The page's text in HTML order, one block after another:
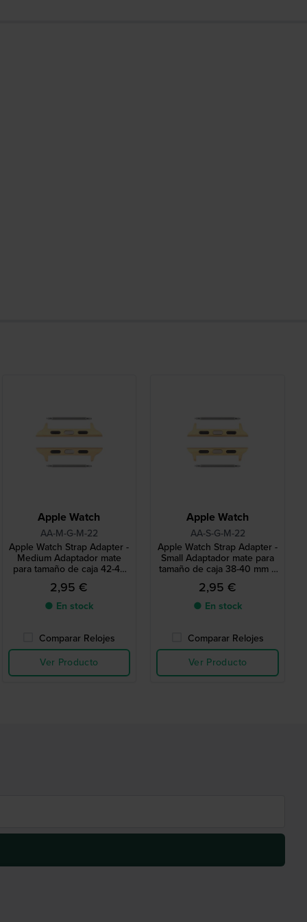
Apple Watch
AA-M-G-M-22
Apple Watch Strap Adapter -
Medium Adaptador mate
para tamaño de caja 42-44
mm y correa de 22 mm
2,95 €
● En stock
Comparar Relojes
Ver Producto
Apple Watch
AA-S-G-M-22
Apple Watch Strap Adapter -
Small Adaptador mate para
tamaño de caja 38-40 mm y
correa de 22 mm
2,95 €
● En stock
Comparar Relojes
Ver Producto